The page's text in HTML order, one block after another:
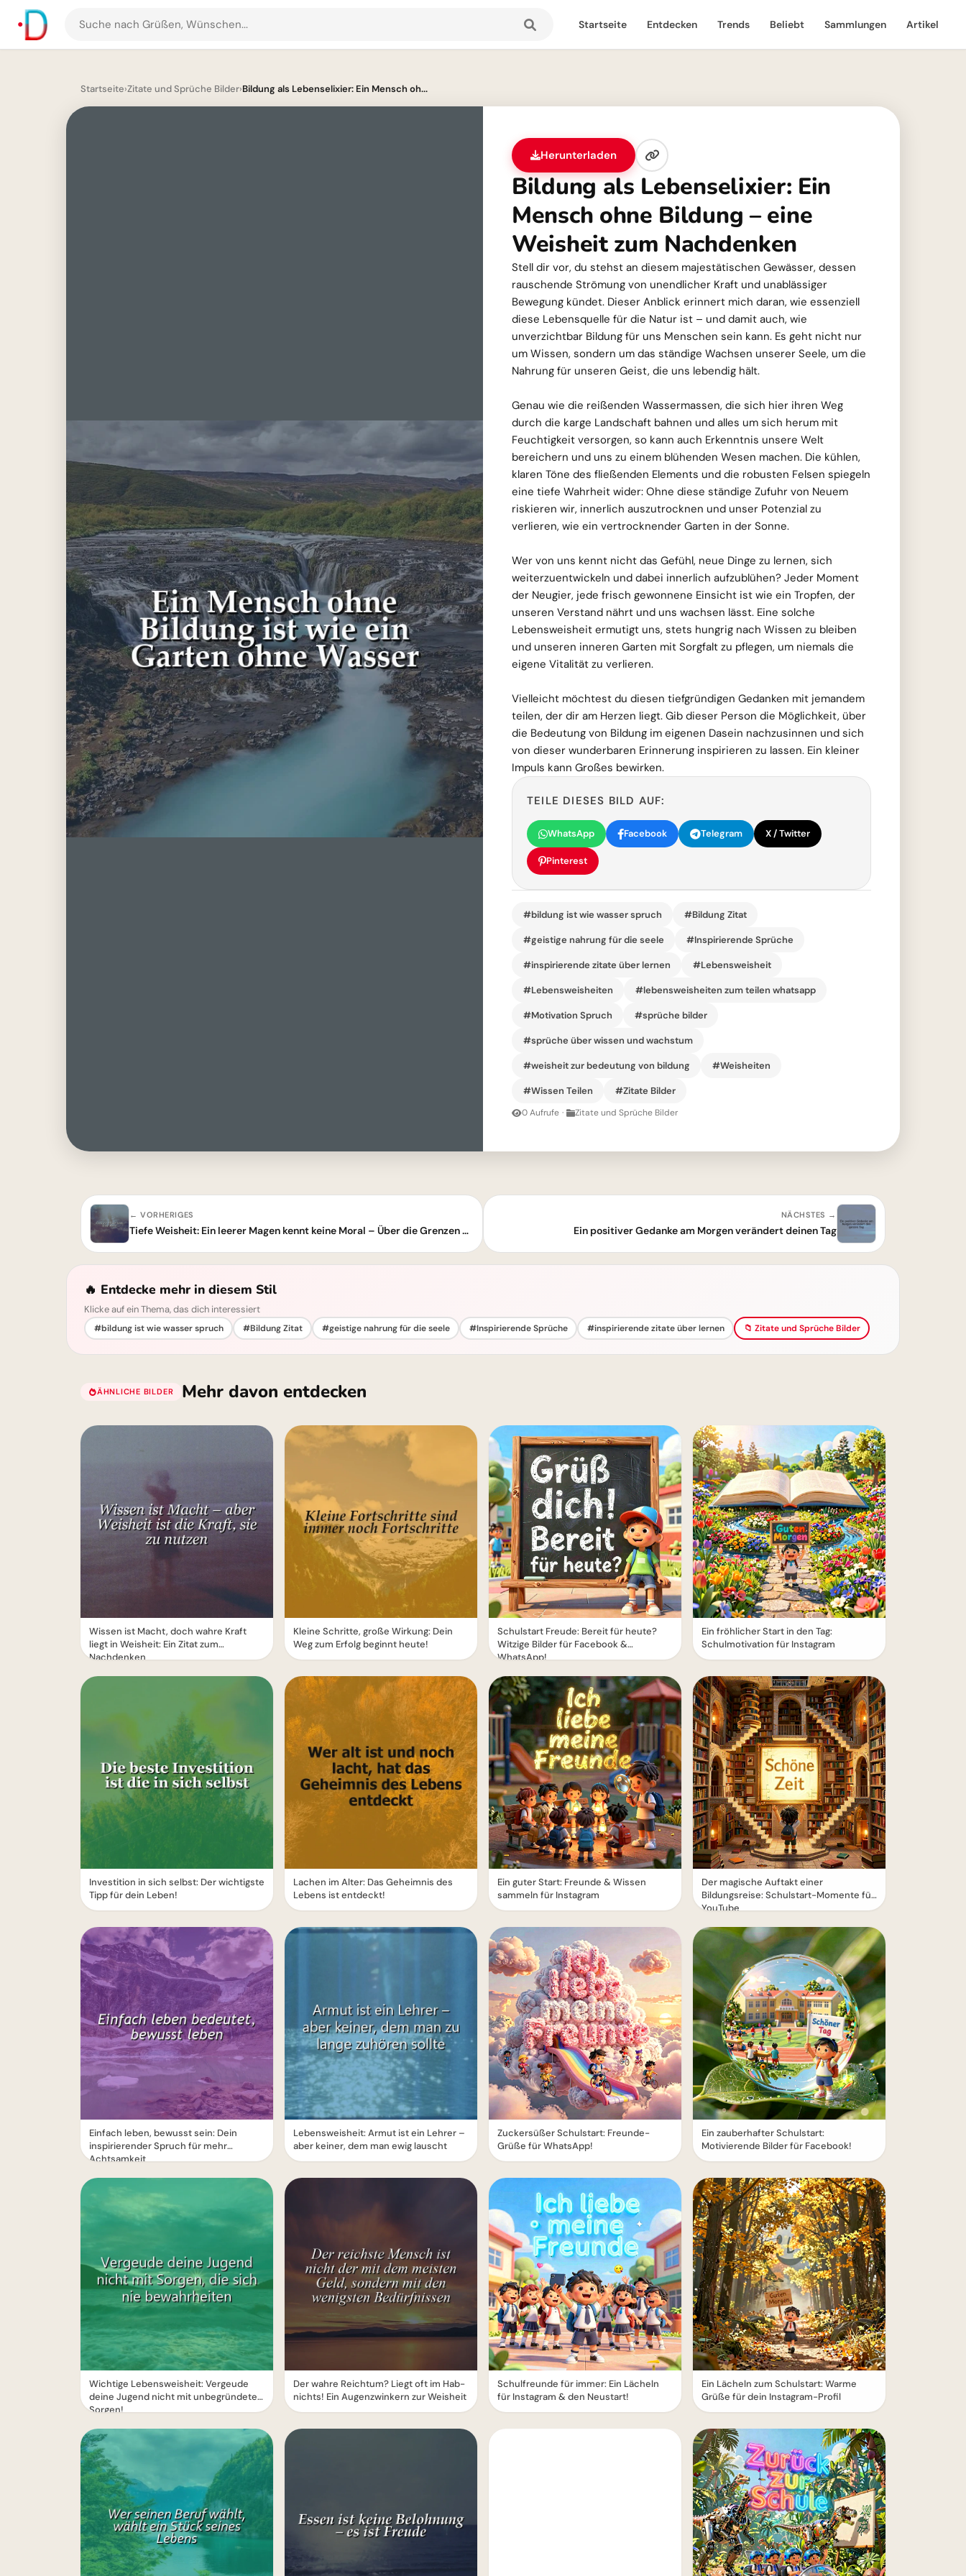
Suche
nach
und
Startseite Entdecken Trends Beliebt Sammlungen Artikel
Startseite›Zitate und Sprüche Bilder›Bildung als Lebenselixier: Ein Mensch oh...
Herunterladen
Bildung als Lebenselixier: Ein
Mensch ohne Bildung – eine
Weisheit zum Nachdenken
Stell dir vor, du stehst an diesem majestätischen Gewässer, dessen
rauschende Strömung von unendlicher Kraft und unablässiger
Bewegung kündet. Dieser Anblick erinnert mich daran, wie essenziell
diese Lebensquelle für die Natur ist – und damit auch, wie
unverzichtbar Bildung für uns Menschen sein kann. Es geht nicht nur
um Wissen, sondern um das ständige Wachsen unserer Seele, um die
Nahrung für unseren Geist, die uns lebendig hält.
Genau wie die reißenden Wassermassen, die sich hier ihren Weg
durch die karge Landschaft bahnen und alles um sich herum mit
Feuchtigkeit versorgen, so kann auch Erkenntnis unsere Welt
bereichern und uns zu einem blühenden Wesen machen. Die kühlen,
klaren Töne des fließenden Elements und die robusten Felsen spiegeln
eine tiefe Wahrheit wider: Ohne diese ständige Zufuhr von Neuem
riskieren wir, innerlich auszutrocknen und unser Potenzial zu
verlieren, wie ein vertrocknender Garten in der Sonne.
Wer von uns kennt nicht das Gefühl, neue Dinge zu lernen, sich
weiterzuentwickeln und dabei innerlich aufzublühen? Jeder Moment
der Neugier, jede frisch gewonnene Einsicht ist wie ein Tropfen, der
unseren Verstand nährt und uns wachsen lässt. Eine solche
Lebensweisheit ermutigt uns, stets hungrig nach Wissen zu bleiben
und unseren inneren Garten mit Sorgfalt zu pflegen, um niemals die
eigene Vitalität zu verlieren.
Vielleicht möchtest du diesen tiefgründigen Gedanken mit jemandem
teilen, der dir am Herzen liegt. Gib dieser Person die Möglichkeit, über
die Bedeutung von Bildung im eigenen Dasein nachzusinnen und sich
von dieser wunderbaren Erinnerung inspirieren zu lassen. Ein kleiner
Impuls kann Großes bewirken.
TEILE DIESES BILD AUF:
WhatsApp Facebook Telegram X / Twitter
Pinterest
#bildung ist wie wasser spruch #Bildung Zitat
#geistige nahrung für die seele #Inspirierende Sprüche
#inspirierende zitate über lernen #Lebensweisheit
#Lebensweisheiten #lebensweisheiten zum teilen whatsapp
#Motivation Spruch #sprüche bilder
#sprüche über wissen und wachstum
#weisheit zur bedeutung von bildung #Weisheiten
#Wissen Teilen #Zitate Bilder
0 Aufrufe · Zitate und Sprüche Bilder
← VORHERIGES
Tiefe Weisheit: Ein leerer Magen kennt keine Moral – Über die Grenzen des Menschseins
NÄCHSTES →
Ein positiver Gedanke am Morgen verändert deinen Tag
🔥 Entdecke mehr in diesem Stil
Klicke auf ein Thema, das dich interessiert
#bildung ist wie wasser spruch #Bildung Zitat #geistige nahrung für die seele #Inspirierende Sprüche #inspirierende zitate über lernen 📁 Zitate und Sprüche Bilder
ÄHNLICHE BILDER Mehr davon entdecken
Wissen ist Macht, doch wahre Kraft
liegt in Weisheit: Ein Zitat zum
Nachdenken
Investition in sich selbst: Der wichtigste
Tipp für dein Leben!
Einfach leben, bewusst sein: Dein
inspirierender Spruch für mehr
Achtsamkeit
Wichtige Lebensweisheit: Vergeude
deine Jugend nicht mit unbegründeten
Sorgen!
Kleine Schritte, große Wirkung: Dein
Weg zum Erfolg beginnt heute!
Lachen im Alter: Das Geheimnis des
Lebens ist entdeckt!
Lebensweisheit: Armut ist ein Lehrer –
aber keiner, dem man ewig lauscht
Der wahre Reichtum? Liegt oft im Hab-
nichts! Ein Augenzwinkern zur Weisheit
Schulstart Freude: Bereit für heute?
Witzige Bilder für Facebook &
WhatsApp!
Ein guter Start: Freunde & Wissen
sammeln für Instagram
Zuckersüßer Schulstart: Freunde-
Grüße für WhatsApp!
Schulfreunde für immer: Ein Lächeln
für Instagram & den Neustart!
Ein fröhlicher Start in den Tag:
Schulmotivation für Instagram
Der magische Auftakt einer
Bildungsreise: Schulstart-Momente für
YouTube
Ein zauberhafter Schulstart:
Motivierende Bilder für Facebook!
Ein Lächeln zum Schulstart: Warme
Grüße für dein Instagram-Profil